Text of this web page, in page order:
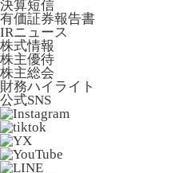
決算短信
有価証券報告書
IRニュース
株式情報
株主優待
株主総会
財務ハイライト
公式SNS